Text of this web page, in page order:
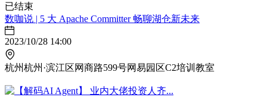
已结束
数咖说 | 5 大 Apache Committer 畅聊湖仓新未来
2023/10/28 14:00
杭州杭州·滨江区网商路599号网易园区C2培训教室